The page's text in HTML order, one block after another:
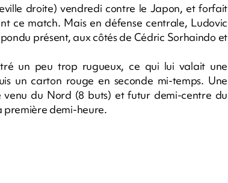
droite) vendredi contre le Japon, et forfait
ce match. Mais en défense centrale, Ludovic
présent, aux côtés de Cédric Sorhaindo et
un peu trop rugueux, ce qui lui valait une
un carton rouge en seconde mi-temps. Une
du Nord (8 buts) et futur demi-centre du
première demi-heure.